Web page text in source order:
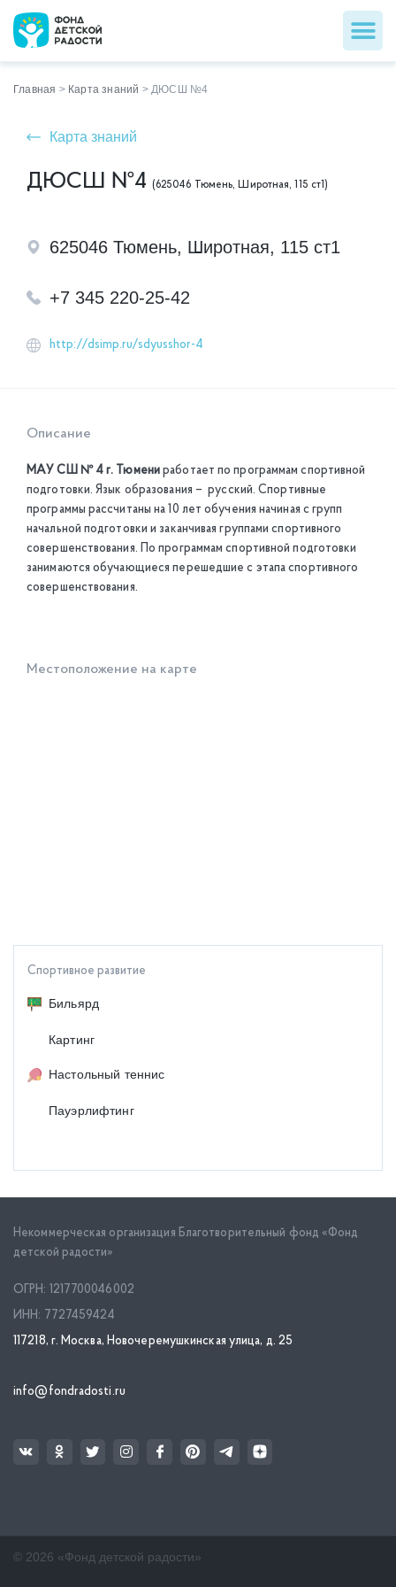
Главная > Карта знаний >ДЮСШ №4
Карта знаний
ДЮСШ №4 (625046 Тюмень, Широтная, 115 ст1)
625046 Тюмень, Широтная, 115 ст1
+7 345 220-25-42
http://dsimp.ru/sdyusshor-4
Описание
МАУ СШ № 4 г. Тюмениработает по программам спортивной
подготовки. Язык образования – русский. Спортивные
программы рассчитаны на 10 лет обучения начиная с групп
начальной подготовки и заканчивая группами спортивного
совершенствования. По программам спортивной подготовки
занимаются обучающиеся перешедшие с этапа спортивного
совершенствования.
Местоположение на карте
Спортивное развитие
Бильярд
Картинг
Настольный теннис
Пауэрлифтинг
Некоммерческая организация Благотворительный фонд «Фонд
детской радости»
ОГРН: 1217700046002
ИНН: 7727459424
117218, г. Москва, Новочеремушкинская улица, д. 25
info@fondradosti.ru
© 2026 «Фонд детской радости»